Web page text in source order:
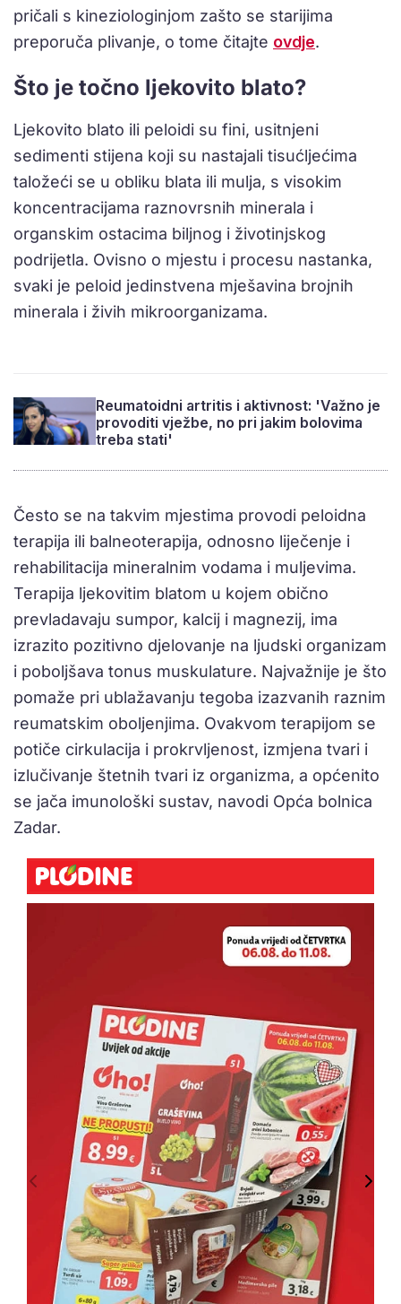
pričali s kineziologinjom zašto se starijima
preporuča plivanje, o tome čitajte ovdje.
Što je točno ljekovito blato?
Ljekovito blato ili peloidi su fini, usitnjeni
sedimenti stijena koji su nastajali tisućljećima
taložeći se u obliku blata ili mulja, s visokim
koncentracijama raznovrsnih minerala i
organskim ostacima biljnog i životinjskog
podrijetla. Ovisno o mjestu i procesu nastanka,
svaki je peloid jedinstvena mješavina brojnih
minerala i živih mikroorganizama.
Reumatoidni artritis i aktivnost: 'Važno je
provoditi vježbe, no pri jakim bolovima
treba stati'
Često se na takvim mjestima provodi peloidna
terapija ili balneoterapija, odnosno liječenje i
rehabilitacija mineralnim vodama i muljevima.
Terapija ljekovitim blatom u kojem obično
prevladavaju sumpor, kalcij i magnezij, ima
izrazito pozitivno djelovanje na ljudski organizam
i poboljšava tonus muskulature. Najvažnije je što
pomaže pri ublažavanju tegoba izazvanih raznim
reumatskim oboljenjima. Ovakvom terapijom se
potiče cirkulacija i prokrvljenost, izmjena tvari i
izlučivanje štetnih tvari iz organizma, a općenito
se jača imunološki sustav, navodi Opća bolnica
Zadar.